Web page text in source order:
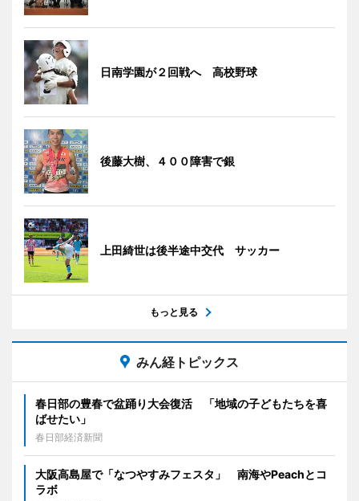
日南学園が２回戦へ 高校野球
後藤大樹、４００障害で銀
上田綺世は後半途中交代 サッカー
もっと見る
みん経トピックス
春日部の豊春で盆踊り大会復活 「地域の子どもたちを喜
ばせたい」
春日部経済新聞
大阪高島屋で「なつやすみフェスタ」 南海やPeachとコ
ラボ